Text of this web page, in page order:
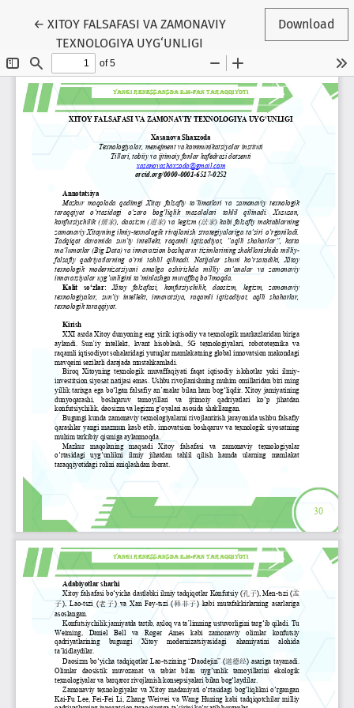
← Return to Article Details
XITOY FALSAFASI VA ZAMONAVIY
TEXNOLOGIYA UYG‘UNLIGI
Download